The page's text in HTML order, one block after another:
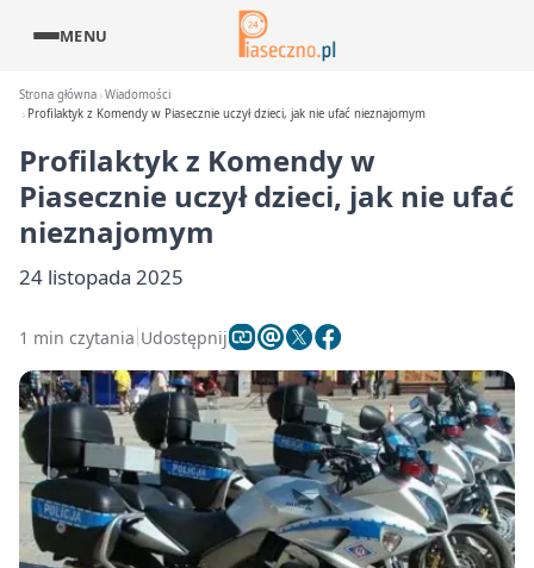
MENU
Strona główna Wiadomości
Profilaktyk z Komendy w Piasecznie uczył dzieci, jak nie ufać nieznajomym
Profilaktyk z Komendy w
Piasecznie uczył dzieci, jak nie ufać
nieznajomym
24 listopada 2025
1 min czytania Udostępnij